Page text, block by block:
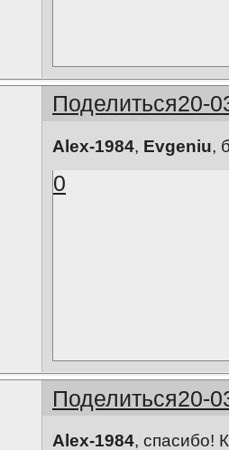
Поделиться20-
Alex-1984, Evgeniu,
0
Поделиться20-
Alex-1984, спасибо!